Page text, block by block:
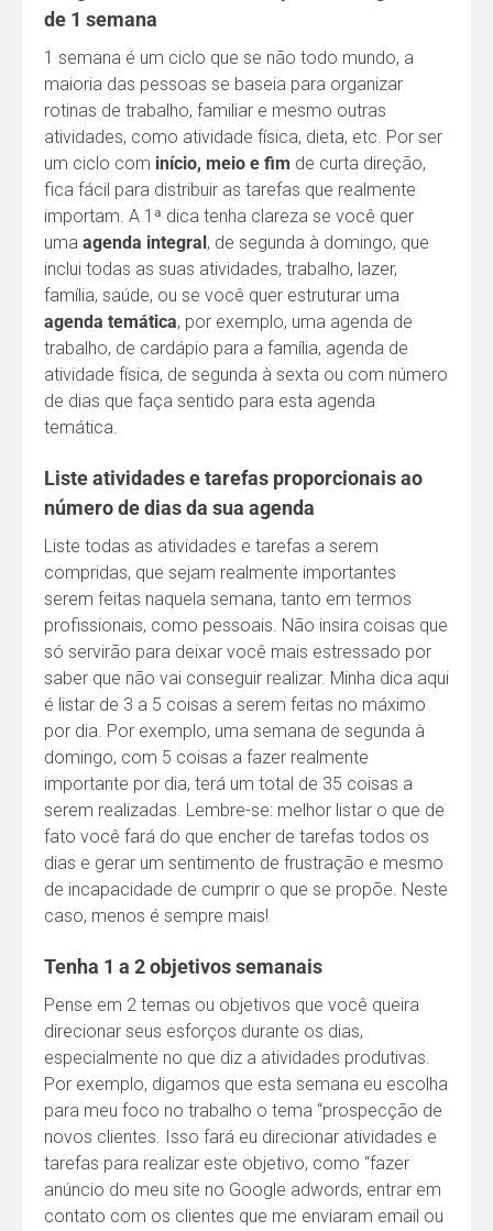
de 1 semana
1 semana é um ciclo que se não todo mundo, a
maioria das pessoas se baseia para organizar
rotinas de trabalho, familiar e mesmo outras
atividades, como atividade física, dieta, etc. Por ser
um ciclo com início, meio e fim de curta direção,
fica fácil para distribuir as tarefas que realmente
importam. A 1ª dica tenha clareza se você quer
uma agenda integral, de segunda à domingo, que
inclui todas as suas atividades, trabalho, lazer,
família, saúde, ou se você quer estruturar uma
agenda temática, por exemplo, uma agenda de
trabalho, de cardápio para a família, agenda de
atividade física, de segunda à sexta ou com número
de dias que faça sentido para esta agenda
temática.
Liste atividades e tarefas proporcionais ao
número de dias da sua agenda
Liste todas as atividades e tarefas a serem
compridas, que sejam realmente importantes
serem feitas naquela semana, tanto em termos
profissionais, como pessoais. Não insira coisas que
só servirão para deixar você mais estressado por
saber que não vai conseguir realizar. Minha dica aqui
é listar de 3 a 5 coisas a serem feitas no máximo
por dia. Por exemplo, uma semana de segunda à
domingo, com 5 coisas a fazer realmente
importante por dia, terá um total de 35 coisas a
serem realizadas. Lembre-se: melhor listar o que de
fato você fará do que encher de tarefas todos os
dias e gerar um sentimento de frustração e mesmo
de incapacidade de cumprir o que se propõe. Neste
caso, menos é sempre mais!
Tenha 1 a 2 objetivos semanais
Pense em 2 temas ou objetivos que você queira
direcionar seus esforços durante os dias,
especialmente no que diz a atividades produtivas.
Por exemplo, digamos que esta semana eu escolha
para meu foco no trabalho o tema “prospecção de
novos clientes. Isso fará eu direcionar atividades e
tarefas para realizar este objetivo, como “fazer
anúncio do meu site no Google adwords, entrar em
contato com os clientes que me enviaram email ou